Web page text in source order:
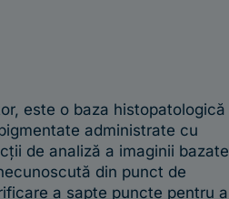
este o baza histopatologică
administrate cu
de analiză a imaginii bazate
din punct de
a șapte puncte pentru a